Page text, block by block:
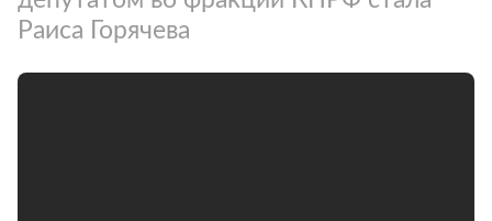
Раиса Горячева